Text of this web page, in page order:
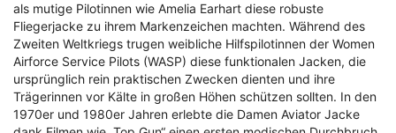
als mutige Pilotinnen wie Amelia Earhart diese robuste
Fliegerjacke zu ihrem Markenzeichen machten. Während des
Zweiten Weltkriegs trugen weibliche Hilfspilotinnen der Women
Airforce Service Pilots (WASP) diese funktionalen Jacken, die
ursprünglich rein praktischen Zwecken dienten und ihre
Trägerinnen vor Kälte in großen Höhen schützen sollten. In den
1970er und 1980er Jahren erlebte die Damen Aviator Jacke